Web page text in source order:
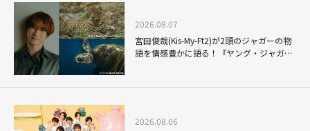
2026.08.07
宮田俊哉(Kis-My-Ft2)が2頭のジャガーの物
語を情感豊かに語る！『ヤング・ジャガ
ナレーションの妙
2026.08.06